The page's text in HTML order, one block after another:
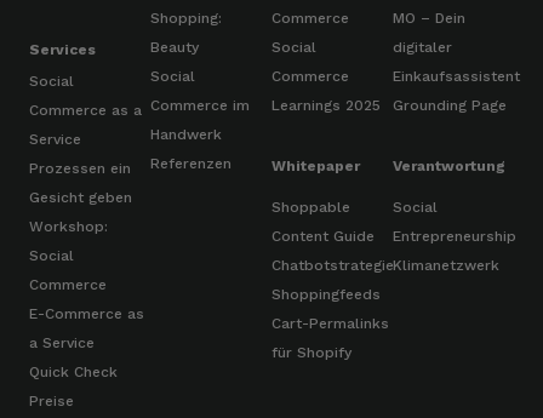
Services
Social
Commerce as a
Service
Prozessen ein
Gesicht geben
Workshop:
Social
Commerce
E-Commerce as
a Service
Quick Check
Preise
Shopping:
Beauty
Social
Commerce im
Handwerk
Referenzen
Commerce
Social
Commerce
Learnings 2025
Whitepaper
Shoppable
Content Guide
Chatbotstrategie
Shoppingfeeds
Cart-Permalinks
für Shopify
MO – Dein
digitaler
Einkaufsassistent
Grounding Page
Verantwortung
Social
Entrepreneurship
Klimanetzwerk